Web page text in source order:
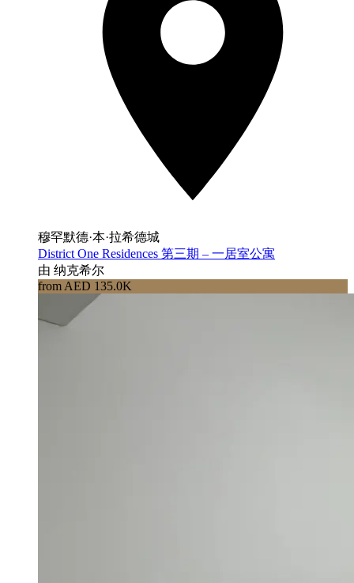
穆罕默德·本·拉希德城
District One Residences 第三期 – 一居室公寓
由 纳克希尔
from AED 135.0K